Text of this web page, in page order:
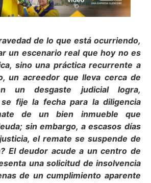
de lo que está ocurriendo,
un escenario real que hoy no es
sino una práctica recurrente a
un acreedor que lleva cerca de
un desgaste judicial logra,
fije la fecha para la diligencia
de un bien inmueble que
sin embargo, a escasos días
el remate se suspende de
El deudor acude a un centro de
una solicitud de insolvencia
de un cumplimiento aparente